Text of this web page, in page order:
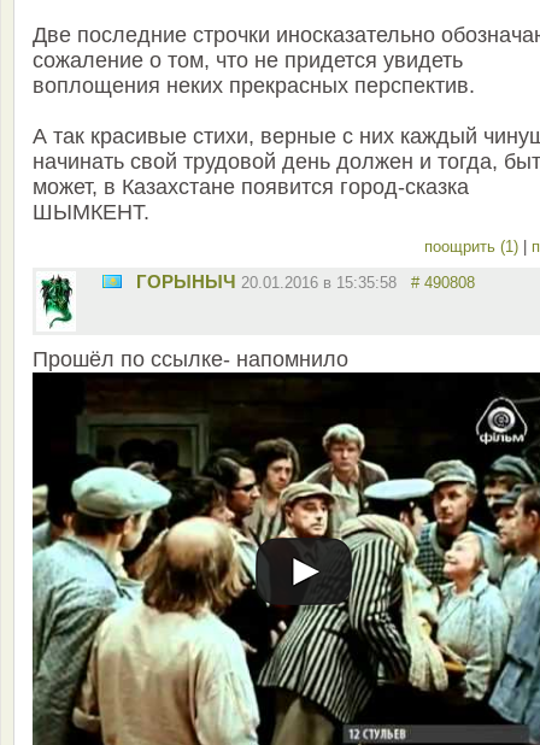
Две последние строчки иносказательно
сожаление о том, что не придется увидеть
воплощения неких прекрасных перспектив.
А так красивые стихи, верные с них каждый
начинать свой трудовой день должен и тогда,
может, в Казахстане появится город-сказка
ШЫМКЕНТ.
поощрить (1)
ГОРЫНЫЧ 20.01.2016 в 15:35:58 # 490808
Прошёл по ссылке- напомнило